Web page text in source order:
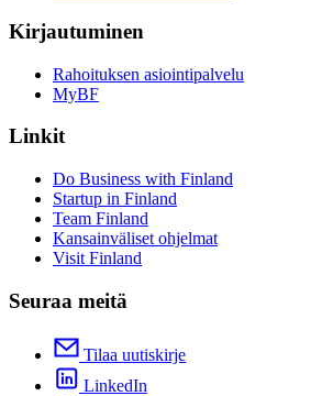
Kirjautuminen
Rahoituksen asiointipalvelu
MyBF
Linkit
Do Business with Finland
Startup in Finland
Team Finland
Kansainväliset ohjelmat
Visit Finland
Seuraa meitä
Tilaa uutiskirje
LinkedIn